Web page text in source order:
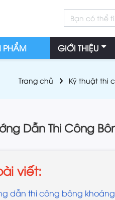
PHẨM GIỚI THIỆU
Trang chủ Kỹ thuật thi
Dẫn Thi Công
viết:
dẫn thi công bông